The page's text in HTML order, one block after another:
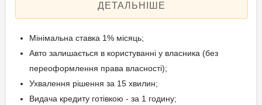
ДЕТАЛЬНІШЕ
Мінімальна ставка 1% місяць;
Авто залишається в користуванні у власника (без
переоформлення права власності);
Ухвалення рішення за 15 хвилин;
Видача кредиту готівкою - за 1 годину;